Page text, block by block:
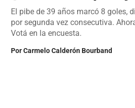
El pibe de 39 años marcó 8 goles,
por segunda vez consecutiva.
Votá en la encuesta.
PorCarmelo Calderón Bourband